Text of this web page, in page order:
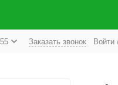
Заказать звонок Войти